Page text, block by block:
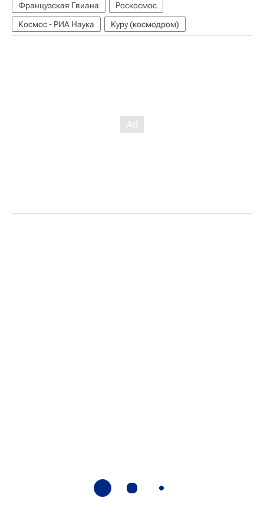
Французская Гвиана
Роскосмос
Космос - РИА Наука
Куру (космодром)